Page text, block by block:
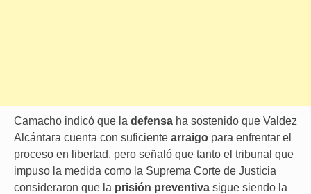
Camacho indicó que la defensa ha sostenido que Valdez
Alcántara cuenta con suficiente arraigo para enfrentar el
proceso en libertad, pero señaló que tanto el tribunal que
impuso la medida como la Suprema Corte de Justicia
consideraron que la prisión preventiva sigue siendo la